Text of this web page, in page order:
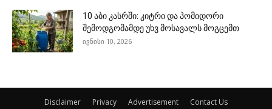
10 აბი კასრში: კიტრი და პომიდორი
შემოდგომამდე უხვ მოსავალს მოგცემთ
ივნისი 10, 2026
Disclaimer Privacy Advertisement Contact Us